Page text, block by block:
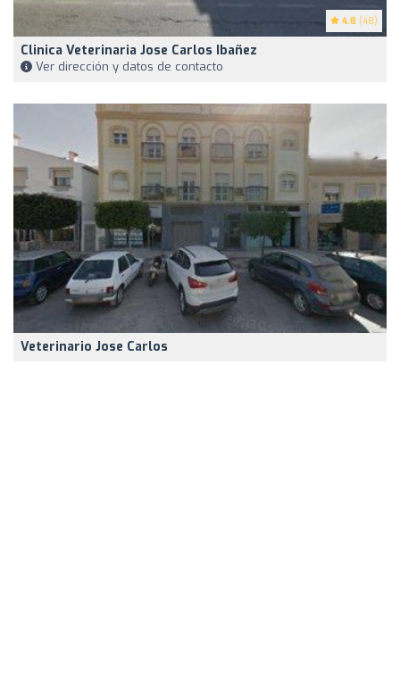
4.8 (48)
Clinica Veterinaria Jose Carlos Ibañez
Ver dirección y datos de contacto
Veterinario Jose Carlos